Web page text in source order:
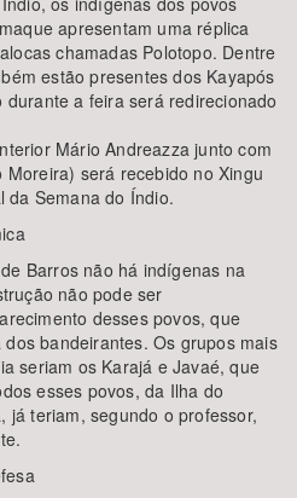
BUSCAR
apresentam uma réplica
chamadas Polotopo. Dentre
estão presentes dos Kayapós
a feira será redirecionado
Mário Andreazza junto com
será recebido no Xingu
da Semana do Índio.
Barros não há indígenas na
não pode ser
desses povos, que
bandeirantes. Os grupos mais
seriam os Karajá e Javaé, que
esses povos, da Ilha do
já teriam, segundo o professor,